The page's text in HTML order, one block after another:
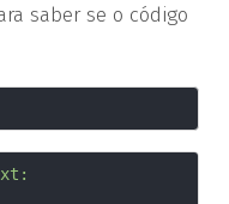
saber se o código